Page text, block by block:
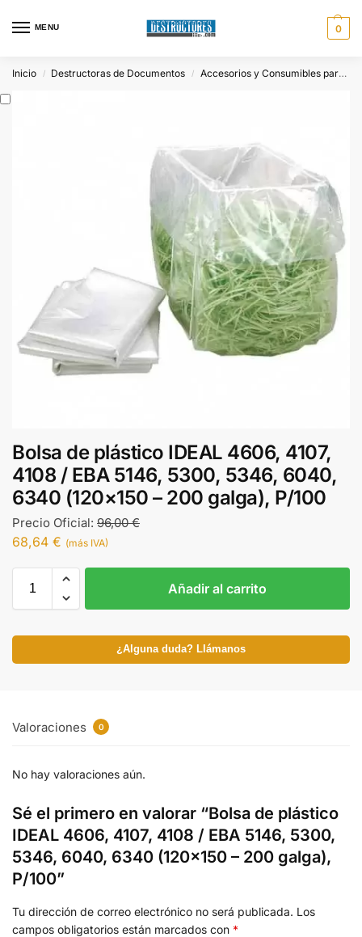
MENU 0
Inicio / Destructoras de Documentos / Accesorios y Consumibles para Destructoras
Bolsa de plástico IDEAL 4606, 4107,
4108 / EBA 5146, 5300, 5346, 6040,
6340 (120×150 – 200 galga), P/100
Precio Oficial: 96,00€
68,64 € (más IVA)
Añadir al carrito
¿Alguna duda? Llámanos
Valoraciones 0
No hay valoraciones aún.
Sé el primero en valorar “Bolsa de plástico
IDEAL 4606, 4107, 4108 / EBA 5146, 5300,
5346, 6040, 6340 (120×150 – 200 galga),
P/100”
Tu dirección de correo electrónico no será publicada. Los
campos obligatorios están marcados con *